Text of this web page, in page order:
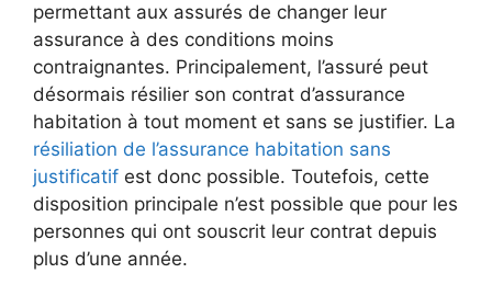
permettant aux assurés de changer leur
assurance à des conditions moins
contraignantes. Principalement, l’assuré peut
désormais résilier son contrat d’assurance
habitation à tout moment et sans se justifier. La
résiliation de l’assurance habitation sans
justificatif est donc possible. Toutefois, cette
disposition principale n’est possible que pour les
personnes qui ont souscrit leur contrat depuis
plus d’une année.